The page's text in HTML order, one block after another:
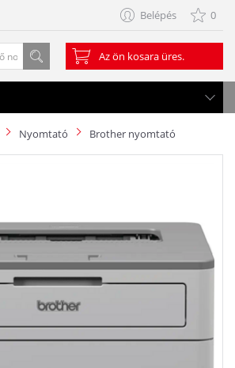
Belépés 0
Az ön kosara üres.
Nyomtató Brother nyomtató